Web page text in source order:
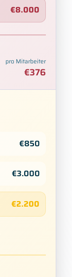
€8.000
pro Mitarbeiter
€376
€850
€3.000
€2.200